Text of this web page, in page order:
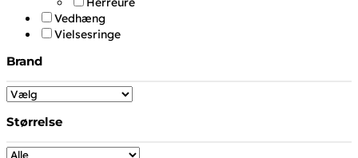
Vedhæng
Vielsesringe
Brand
Størrelse